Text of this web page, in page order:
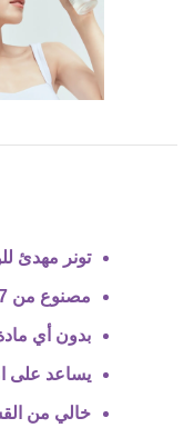
تونر مهدئ
مصنوع من 77% من ماء مستخلص أوراق القلب المزروعة والمحصودة في كوريا.
بدون أي
يساعد على
خالي من